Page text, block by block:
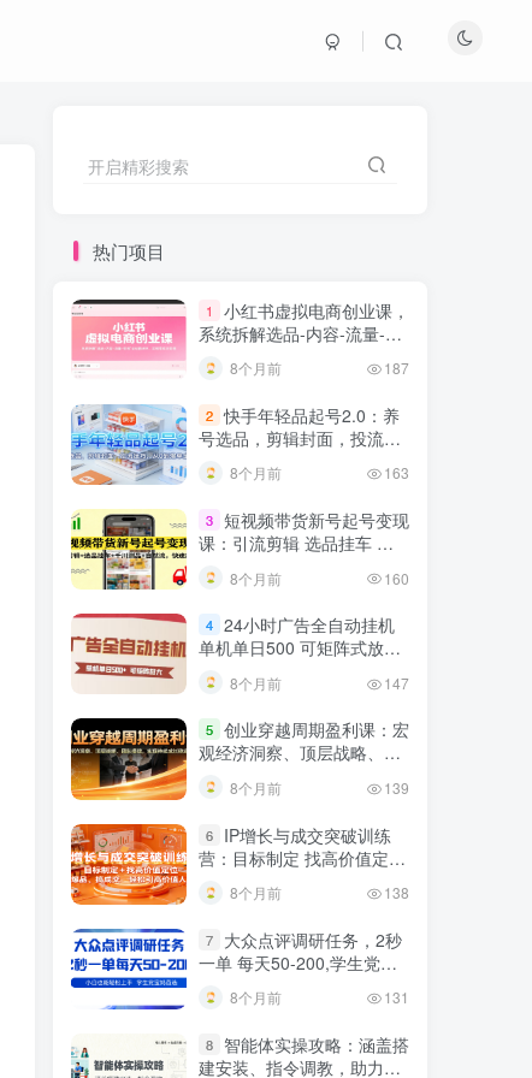
开启精彩搜索
热门项目
1
小红书虚拟电商创业课，
系统拆解选品-内容-流量-变
8个月前 187
2 快手年轻品起号2.0：养
号选品，剪辑封面，投流技
8个月前 163
3
短视频带货新号起号变现
课：引流剪辑 选品挂车 千
川测品 自然流，快速起量
8个月前 160
4 24小时广告全自动挂机
单机单日500 可矩阵式放大
无需人工看守 新手小白轻松
玩转8个月前 147
5 创业穿越周期盈利课：宏
观经济洞察、顶层战略、团
队搭建，实现持续成长稳定
变现8个月前 139
6
IP增长与成交突破训练
营：目标制定 找高价值定
引高价值人脉
8个月前 138
7
大众点评调研任务，2秒
一单 每天50-200,学生党宝
8个月前 131
8
智能体实操攻略：涵盖搭
建安装、指令调教，助力搭